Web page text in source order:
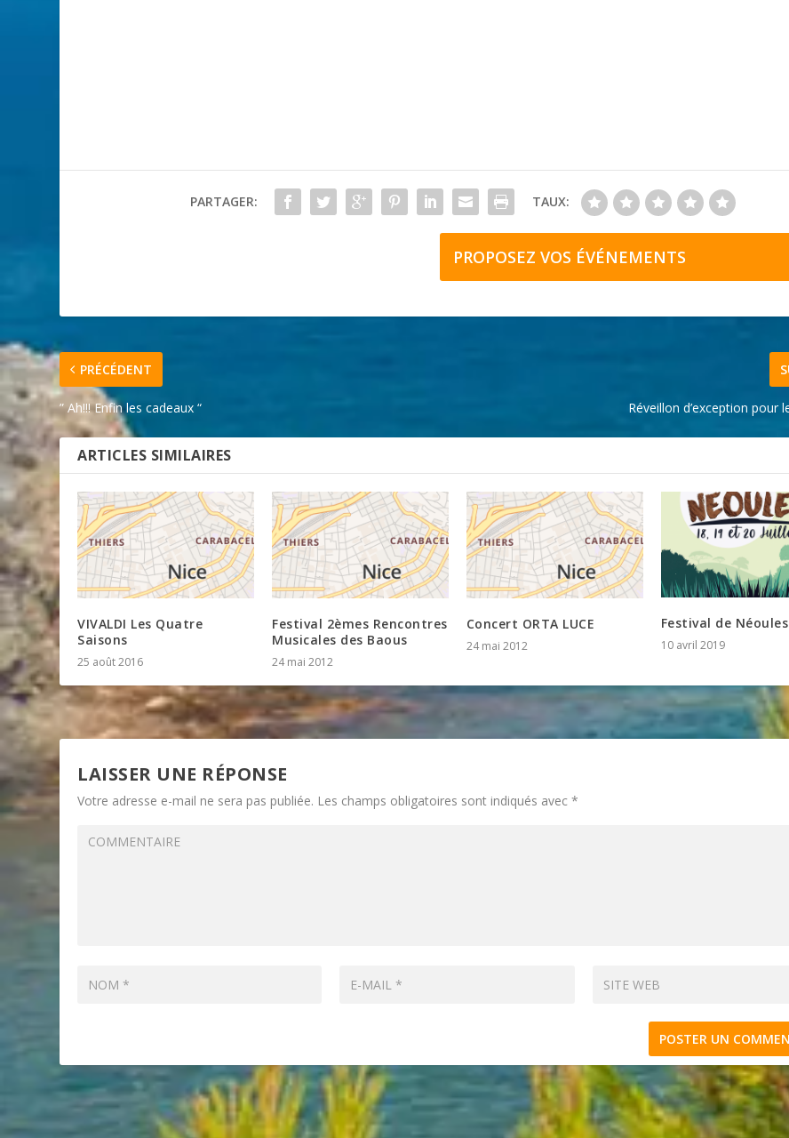
PARTAGER: TAUX:
PROPOSEZ VOS ÉVÉNEMENTS
PRÉCÉDENT
” Ah!!! Enfin les cadeaux “ Réveillon d’exception pour
ARTICLES SIMILAIRES
VIVALDI Les Quatre
Saisons
25 août 2016
Festival 2èmes Rencontres
Musicales des Baous
24 mai 2012
Concert ORTA LUCE
24 mai 2012
Festival de Néoules
10 avril 2019
LAISSER UNE RÉPONSE
Votre adresse e-mail ne sera pas publiée. Les champs obligatoires sont indiqués avec*